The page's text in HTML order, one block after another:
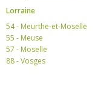
Lorraine
54 - Meurthe-et-Moselle
55 - Meuse
57 - Moselle
88 - Vosges